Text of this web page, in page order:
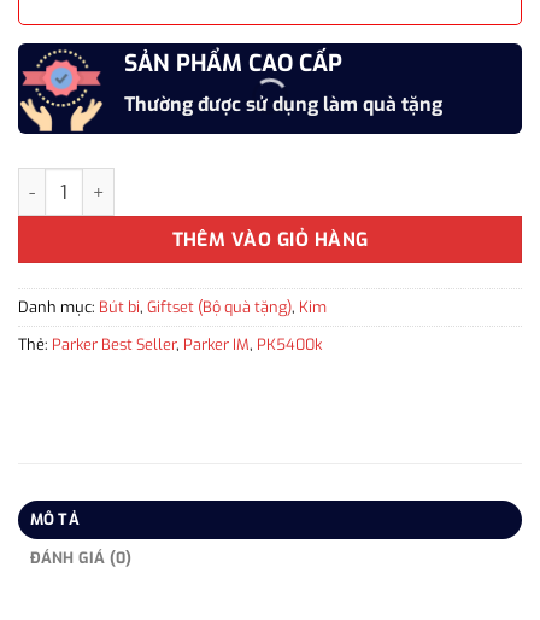
SẢN PHẨM CAO CẤP
Thường được sử dụng làm quà tặng
Bộ quà tặng bút ký Parker IM Arrow Grey GT-2200977 kèm
THÊM VÀO GIỎ HÀNG
Danh mục: Bút bi, Giftset (Bộ quà tặng), Kim
Thẻ: Parker Best Seller, Parker IM, PK5400k
MÔ TẢ
ĐÁNH GIÁ (0)